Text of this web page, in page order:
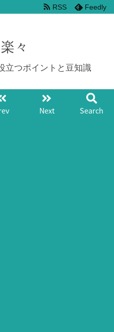
々
立つポイントと豆知識
Next Search
RSS Feedly